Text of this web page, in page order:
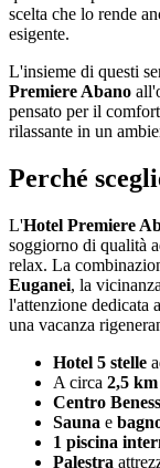
scelta che lo rende
esigente.
L'insieme di questi
Premiere Abano
pensato per il
rilassante in un
Perché
L'Hotel Premiere
soggiorno di qualità
relax. La
Euganei, la
l'attenzione dedicata
una vacanza
Hotel 5 stelle
A circa 2,5
Centro
Sauna e
1 piscina
Palestra